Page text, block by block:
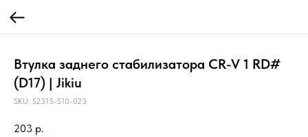
Втулка заднего стабилизатора CR-V 1 RD#
(D17) | Jikiu
SKU: 52315-S10-023
203 р.